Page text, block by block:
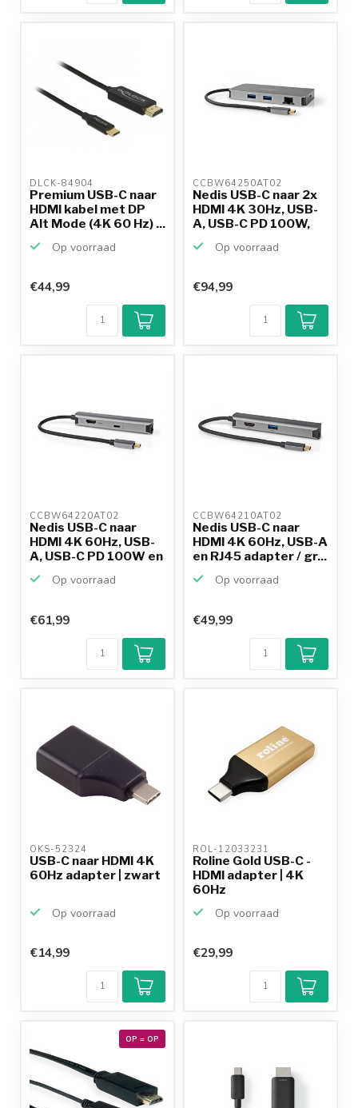
DLCK-84904
Premium USB-C naar
HDMI kabel met DP
Alt Mode (4K 60 Hz) ...
Op voorraad
€44,99
CCBW64250AT02
Nedis USB-C naar 2x
HDMI 4K 30Hz, USB-
A, USB-C PD 100W,
Op voorraad
€94,99
CCBW64220AT02
Nedis USB-C naar
HDMI 4K 60Hz, USB-
A, USB-C PD 100W en
Op voorraad
€61,99
CCBW64210AT02
Nedis USB-C naar
HDMI 4K 60Hz, USB-A
en RJ45 adapter / gr...
Op voorraad
€49,99
OKS-52324
USB-C naar HDMI 4K
60Hz adapter | zwart
Op voorraad
€14,99
ROL-12033231
Roline Gold USB-C -
HDMI adapter | 4K
60Hz
Op voorraad
€29,99
OP = OP